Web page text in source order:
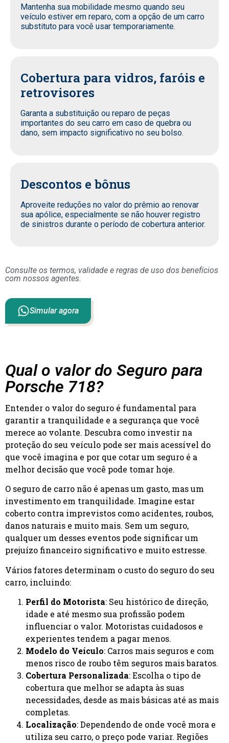
Mantenha sua mobilidade mesmo quando seu
veículo estiver em reparo, com a opção de um carro
substituto para você usar temporariamente.
Cobertura para vidros, faróis e
retrovisores
Garanta a substituição ou reparo de peças
importantes do seu carro em caso de quebra ou
dano, sem impacto significativo no seu bolso.
Descontos e bônus
Aproveite reduções no valor do prêmio ao renovar
sua apólice, especialmente se não houver registro
de sinistros durante o período de cobertura anterior.
Consulte os termos, validade e regras de uso dos benefícios
com nossos agentes.
Simular agora
Qual o valor do Seguro para
Porsche 718?
Entender o valor do seguro é fundamental para
garantir a tranquilidade e a segurança que você
merece ao volante. Descubra como investir na
proteção do seu veículo pode ser mais acessível do
que você imagina e por que cotar um seguro é a
melhor decisão que você pode tomar hoje.
O seguro de carro não é apenas um gasto, mas um
investimento em tranquilidade. Imagine estar
coberto contra imprevistos como acidentes, roubos,
danos naturais e muito mais. Sem um seguro,
qualquer um desses eventos pode significar um
prejuízo financeiro significativo e muito estresse.
Vários fatores determinam o custo do seguro do seu
carro, incluindo:
Perfil do Motorista: Seu histórico de direção,
idade e até mesmo sua profissão podem
influenciar o valor. Motoristas cuidadosos e
experientes tendem a pagar menos.
Modelo do Veículo: Carros mais seguros e com
menos risco de roubo têm seguros mais baratos.
Cobertura Personalizada: Escolha o tipo de
cobertura que melhor se adapta às suas
necessidades, desde as mais básicas até as mais
completas.
Localização: Dependendo de onde você mora e
utiliza seu carro, o preço pode variar. Regiões